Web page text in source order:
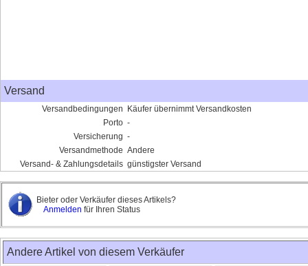
Versand
Versandbedingungen
Käufer übernimmt Versandkosten
Porto -
Versicherung -
Versandmethode Andere
Versand- & Zahlungsdetails günstigster Versand
Bieter oder Verkäufer dieses Artikels?
Anmelden für Ihren Status
Andere Artikel von diesem Verkäufer